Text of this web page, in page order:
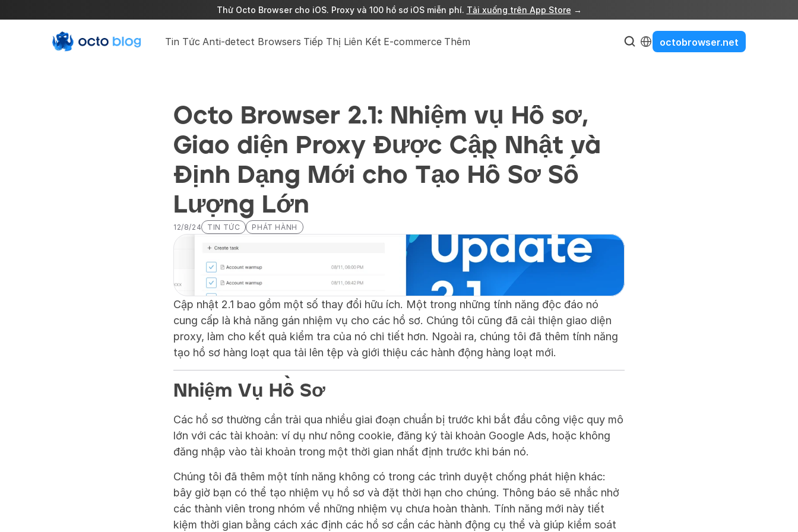
Thử Octo Browser cho iOS. Proxy và 100 hồ sơ iOS miễn phí. Tải xuống trên App Store →
Tin Tức Anti-detect Browsers Tiếp Thị Liên Kết E-commerce Thêm
Select Language
octobrowser.net
Octo Browser 2.1: Nhiệm vụ Hồ sơ,
Giao diện Proxy Được Cập Nhật và
Định Dạng Mới cho Tạo Hồ Sơ Số
Lượng Lớn
12/8/24 TIN TỨC PHÁT HÀNH
Cập nhật 2.1 bao gồm một số thay đổi hữu ích. Một trong những tính năng độc đáo nó
cung cấp là khả năng gán nhiệm vụ cho các hồ sơ. Chúng tôi cũng đã cải thiện giao diện
proxy, làm cho kết quả kiểm tra của nó chi tiết hơn. Ngoài ra, chúng tôi đã thêm tính năng
tạo hồ sơ hàng loạt qua tải lên tệp và giới thiệu các hành động hàng loạt mới.
Nhiệm Vụ Hồ Sơ
Các hồ sơ thường cần trải qua nhiều giai đoạn chuẩn bị trước khi bắt đầu công việc quy mô
lớn với các tài khoản: ví dụ như nông cookie, đăng ký tài khoản Google Ads, hoặc không
đăng nhập vào tài khoản trong một thời gian nhất định trước khi bán nó.
Chúng tôi đã thêm một tính năng không có trong các trình duyệt chống phát hiện khác:
bây giờ bạn có thể tạo nhiệm vụ hồ sơ và đặt thời hạn cho chúng. Thông báo sẽ nhắc nhở
các thành viên trong nhóm về những nhiệm vụ chưa hoàn thành. Tính năng mới này tiết
kiệm thời gian bằng cách xác định các hồ sơ cần các hành động cụ thể và giúp kiểm soát